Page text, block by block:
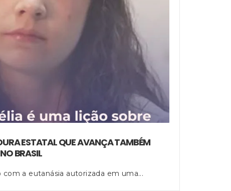
ESTATAL QUE AVANÇA TAMBÉM
BRASIL
a eutanásia autorizada em uma...